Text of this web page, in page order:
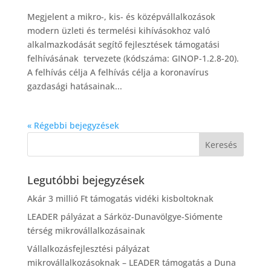
Megjelent a mikro-, kis- és középvállalkozások
modern üzleti és termelési kihívásokhoz való
alkalmazkodását segítő fejlesztések támogatási
felhívásának tervezete (kódszáma: GINOP-1.2.8-20).
A felhívás célja A felhívás célja a koronavírus
gazdasági hatásainak...
« Régebbi bejegyzések
Legutóbbi bejegyzések
Akár 3 millió Ft támogatás vidéki kisboltoknak
LEADER pályázat a Sárköz-Dunavölgye-Siómente
térség mikrovállalkozásainak
Vállalkozásfejlesztési pályázat
mikrovállalkozásoknak – LEADER támogatás a Duna